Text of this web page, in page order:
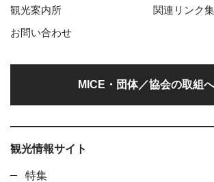
観光案内所
関連リンク集
お問い合わせ
MICE・団体／協会の取組へ
観光情報サイト
特集